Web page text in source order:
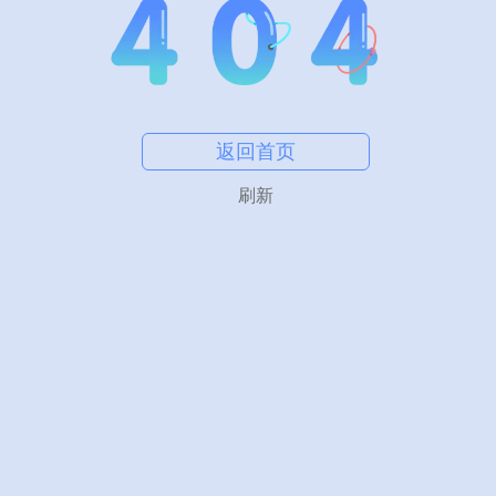
刷新
返回首页